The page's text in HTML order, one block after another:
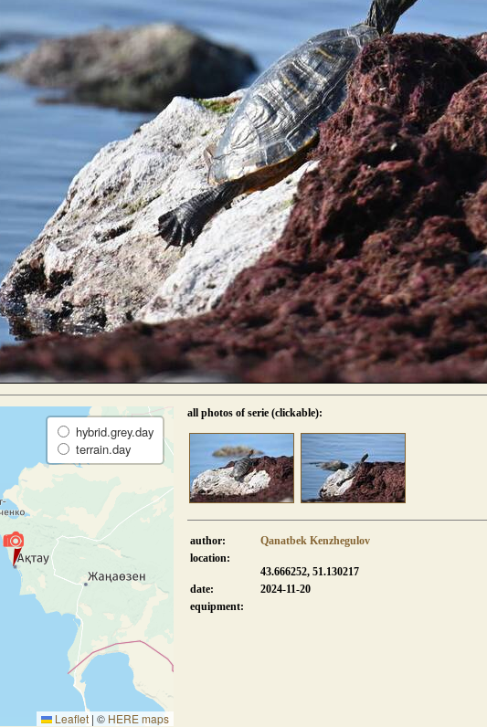
hybrid.grey.day
terrain.day
Leaflet | © HERE maps
all photos of serie (clickable):
author:
Qanatbek Kenzhegulov
location:
43.666252, 51.130217
date:
2024-11-20
equipment: